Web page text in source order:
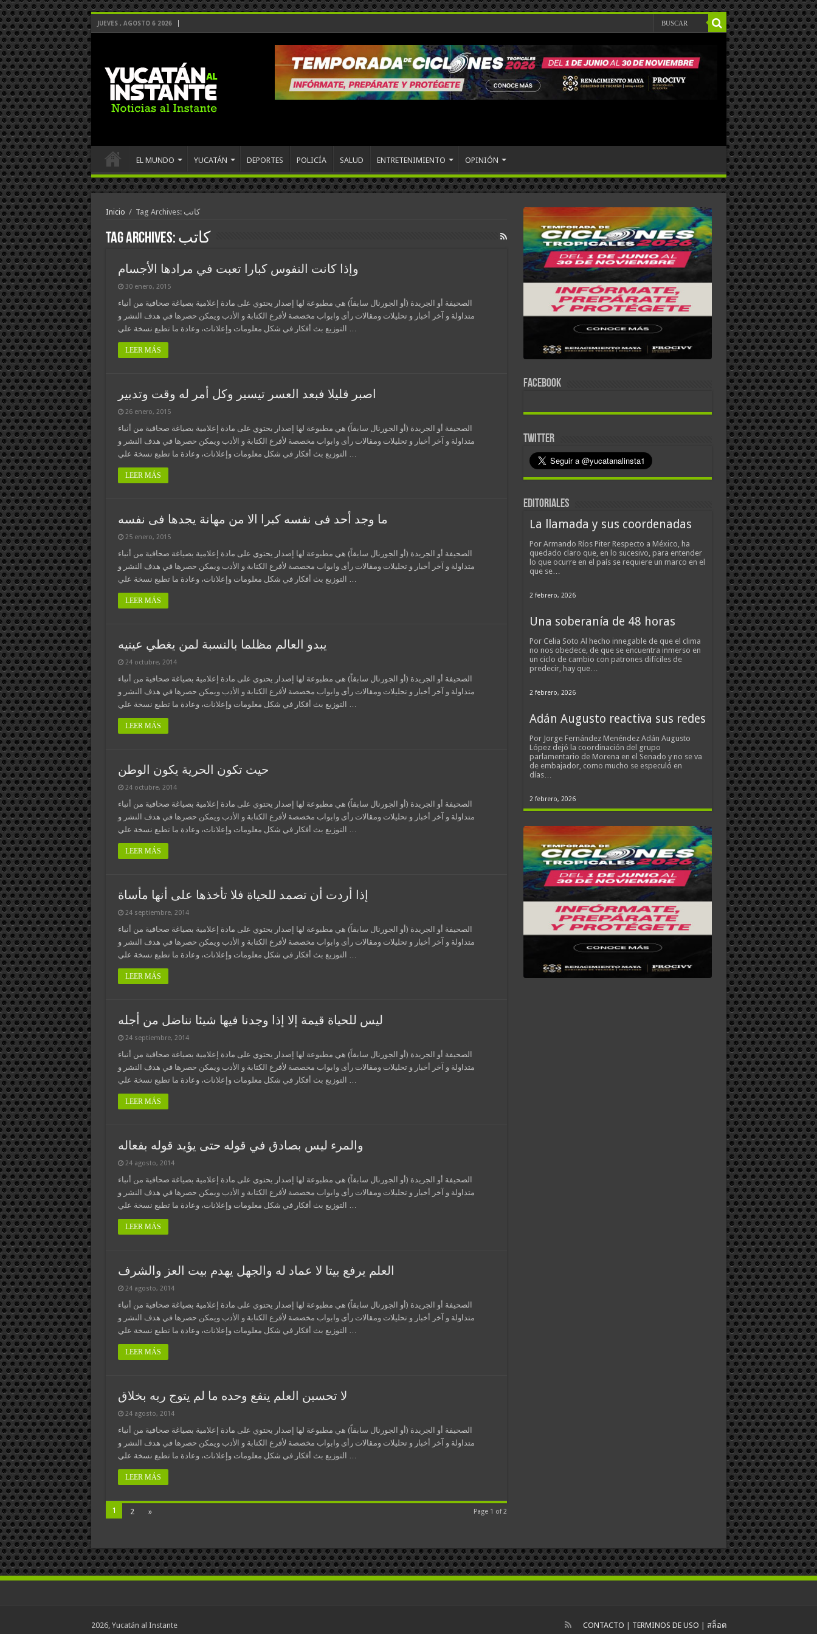
JUEVES , AGOSTO 6 2026
EL MUNDO YUCATÁN DEPORTES POLICÍA SALUD ENTRETENIMIENTO OPINIÓN
Inicio / Tag Archives: كاتب
Tag Archives: كاتب
وإذا كانت النفوس كبارا تعبت في مرادها الأجسام
30 enero, 2015
الصحيفة أو الجريدة (أو الجورنال سابقاً) هي مطبوعة لها إصدار يحتوي على مادة إعلامية بصياغة صحافية من أنباء
متداولة و آخر أخبار و تحليلات ومقالات رأى وابواب مخصصة لأفرع الكتابة و الأدب ويمكن حصرها في هدف النشر و
التوزيع بث أفكار في شكل معلومات وإعلانات، وعادة ما تطبع نسخة علي …
LEER MÁS
اصبر قليلا فبعد العسر تيسير وكل أمر له وقت وتدبير
26 enero, 2015
الصحيفة أو الجريدة (أو الجورنال سابقاً) هي مطبوعة لها إصدار يحتوي على مادة إعلامية بصياغة صحافية من أنباء
متداولة و آخر أخبار و تحليلات ومقالات رأى وابواب مخصصة لأفرع الكتابة و الأدب ويمكن حصرها في هدف النشر و
التوزيع بث أفكار في شكل معلومات وإعلانات، وعادة ما تطبع نسخة علي …
LEER MÁS
ما وجد أحد فى نفسه كبرا الا من مهانة يجدها فى نفسه
25 enero, 2015
الصحيفة أو الجريدة (أو الجورنال سابقاً) هي مطبوعة لها إصدار يحتوي على مادة إعلامية بصياغة صحافية من أنباء
متداولة و آخر أخبار و تحليلات ومقالات رأى وابواب مخصصة لأفرع الكتابة و الأدب ويمكن حصرها في هدف النشر و
التوزيع بث أفكار في شكل معلومات وإعلانات، وعادة ما تطبع نسخة علي …
LEER MÁS
يبدو العالم مظلما بالنسبة لمن يغطي عينيه
24 octubre, 2014
الصحيفة أو الجريدة (أو الجورنال سابقاً) هي مطبوعة لها إصدار يحتوي على مادة إعلامية بصياغة صحافية من أنباء
متداولة و آخر أخبار و تحليلات ومقالات رأى وابواب مخصصة لأفرع الكتابة و الأدب ويمكن حصرها في هدف النشر و
التوزيع بث أفكار في شكل معلومات وإعلانات، وعادة ما تطبع نسخة علي …
LEER MÁS
حيث تكون الحرية يكون الوطن
24 octubre, 2014
الصحيفة أو الجريدة (أو الجورنال سابقاً) هي مطبوعة لها إصدار يحتوي على مادة إعلامية بصياغة صحافية من أنباء
متداولة و آخر أخبار و تحليلات ومقالات رأى وابواب مخصصة لأفرع الكتابة و الأدب ويمكن حصرها في هدف النشر و
التوزيع بث أفكار في شكل معلومات وإعلانات، وعادة ما تطبع نسخة علي …
LEER MÁS
إذا أردت أن تصمد للحياة فلا تأخذها على أنها مأساة
24 septiembre, 2014
الصحيفة أو الجريدة (أو الجورنال سابقاً) هي مطبوعة لها إصدار يحتوي على مادة إعلامية بصياغة صحافية من أنباء
متداولة و آخر أخبار و تحليلات ومقالات رأى وابواب مخصصة لأفرع الكتابة و الأدب ويمكن حصرها في هدف النشر و
التوزيع بث أفكار في شكل معلومات وإعلانات، وعادة ما تطبع نسخة علي …
LEER MÁS
ليس للحياة قيمة إلا إذا وجدنا فيها شيئا نناضل من أجله
24 septiembre, 2014
الصحيفة أو الجريدة (أو الجورنال سابقاً) هي مطبوعة لها إصدار يحتوي على مادة إعلامية بصياغة صحافية من أنباء
متداولة و آخر أخبار و تحليلات ومقالات رأى وابواب مخصصة لأفرع الكتابة و الأدب ويمكن حصرها في هدف النشر و
التوزيع بث أفكار في شكل معلومات وإعلانات، وعادة ما تطبع نسخة علي …
LEER MÁS
والمرء ليس بصادق في قوله حتى يؤيد قوله بفعاله
24 agosto, 2014
الصحيفة أو الجريدة (أو الجورنال سابقاً) هي مطبوعة لها إصدار يحتوي على مادة إعلامية بصياغة صحافية من أنباء
متداولة و آخر أخبار و تحليلات ومقالات رأى وابواب مخصصة لأفرع الكتابة و الأدب ويمكن حصرها في هدف النشر و
التوزيع بث أفكار في شكل معلومات وإعلانات، وعادة ما تطبع نسخة علي …
LEER MÁS
العلم يرفع بيتا لا عماد له والجهل يهدم بيت العز والشرف
24 agosto, 2014
الصحيفة أو الجريدة (أو الجورنال سابقاً) هي مطبوعة لها إصدار يحتوي على مادة إعلامية بصياغة صحافية من أنباء
متداولة و آخر أخبار و تحليلات ومقالات رأى وابواب مخصصة لأفرع الكتابة و الأدب ويمكن حصرها في هدف النشر و
التوزيع بث أفكار في شكل معلومات وإعلانات، وعادة ما تطبع نسخة علي …
LEER MÁS
لا تحسبن العلم ينفع وحده ما لم يتوج ربه بخلاق
24 agosto, 2014
الصحيفة أو الجريدة (أو الجورنال سابقاً) هي مطبوعة لها إصدار يحتوي على مادة إعلامية بصياغة صحافية من أنباء
متداولة و آخر أخبار و تحليلات ومقالات رأى وابواب مخصصة لأفرع الكتابة و الأدب ويمكن حصرها في هدف النشر و
التوزيع بث أفكار في شكل معلومات وإعلانات، وعادة ما تطبع نسخة علي …
LEER MÁS
Page 1 of 2
1 2 »
FACEBOOK
TWITTER
EDITORIALES
La llamada y sus coordenadas
Por Armando Ríos Piter Respecto a México, ha
quedado claro que, en lo sucesivo, para entender
lo que ocurre en el país se requiere un marco en el
que se…
2 febrero, 2026
Una soberanía de 48 horas
Por Celia Soto Al hecho innegable de que el clima
no nos obedece, de que se encuentra inmerso en
un ciclo de cambio con patrones difíciles de
predecir, hay que…
2 febrero, 2026
Adán Augusto reactiva sus redes
Por Jorge Fernández Menéndez Adán Augusto
López dejó la coordinación del grupo
parlamentario de Morena en el Senado y no se va
de embajador, como mucho se especuló en
días…
2 febrero, 2026
CONTACTO TERMINOS DE USO สล็อต
2026, Yucatán al Instante